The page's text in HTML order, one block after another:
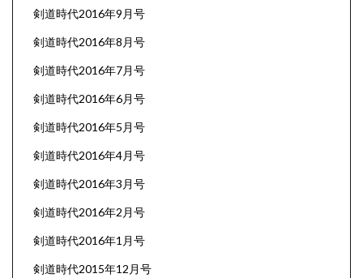
剣道時代2016年9月号
剣道時代2016年8月号
剣道時代2016年7月号
剣道時代2016年6月号
剣道時代2016年5月号
剣道時代2016年4月号
剣道時代2016年3月号
剣道時代2016年2月号
剣道時代2016年1月号
剣道時代2015年12月号